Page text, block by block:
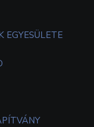
EGYESÜLETE